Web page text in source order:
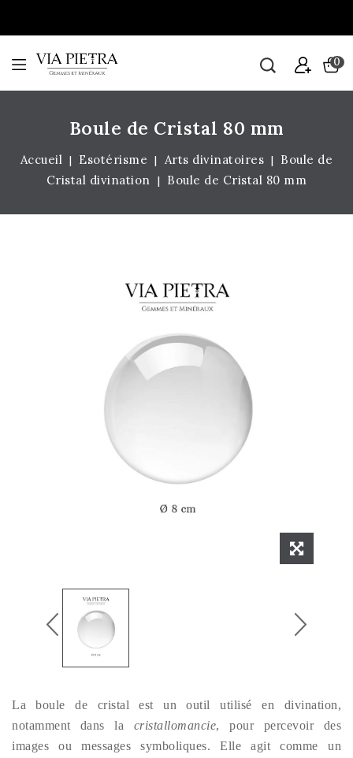
0
Boule de Cristal 80 mm
Accueil Esotérisme Arts divinatoires
Boule de
Cristal divination
Boule de Cristal 80 mm
La boule de cristal est un outil utilisé en divination,
notamment dans la cristallomancie, pour percevoir des
images ou messages symboliques. Elle agit comme un